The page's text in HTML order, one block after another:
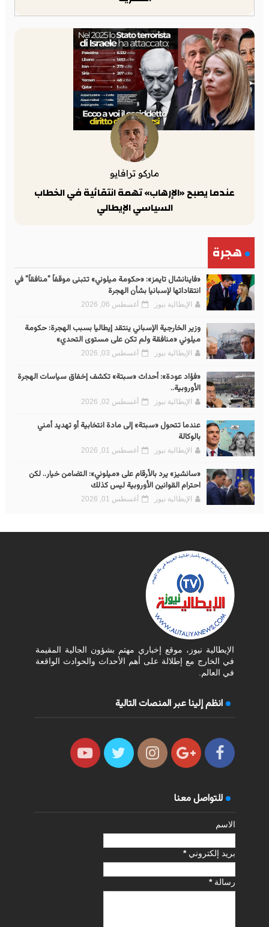
ماركو ترافايو
عندما يصبح «الإرهاب» تهمة انتقائية في الخطاب
السياسي الإيطالي
هجرة
«فاينانشال تايمز»: «حكومة ميلوني» تتبنى موقفاً "منافقاً" في
انتقاداتها لإسبانيا بشأن الهجرة
الإيطالية نيوز أغسطس 06, 2026
وزير الخارجية الإسباني ينتقد إيطاليا بسبب الهجرة: حكومة
ميلوني «منافقة ولم تكن على مستوى التحدي»
الإيطالية نيوز أغسطس 03, 2026
«فؤاد عودة»: أحداث «سبتة» تكشف إخفاق سياسات الهجرة
الأوروبية..
الإيطالية نيوز أغسطس 02, 2026
عندما تتحول «سبتة» إلى مادة انتخابية أو تهديد أمني
بالوكالة
الإيطالية نيوز أغسطس 01, 2026
«سانشيز» يرد بالأرقام على «ميلوني»: التضامن خيار.. لكن
احترام القوانين الأوروبية ليس كذلك
الإيطالية نيوز أغسطس 01, 2026
الإيطالية نيوز، موقع إخباري مهتم بشؤون الجالية المقيمة
في الخارج مع إطلالة على أهم الأحداث والحوادث الواقعة
في العالم.
انظم إلينا عبر المنصات التالية
للتواصل معنا
الاسم
بريد إلكتروني*
رسالة*